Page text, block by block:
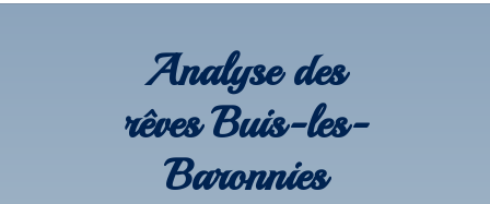
Analyse des
rêves Buis-les-
Baronnies